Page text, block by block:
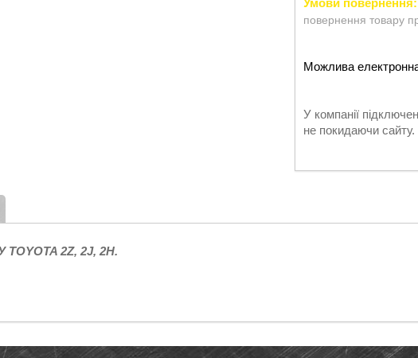
повернення товару
У компанії
не покидаючи сайту.
2Z, 2J, 2H.